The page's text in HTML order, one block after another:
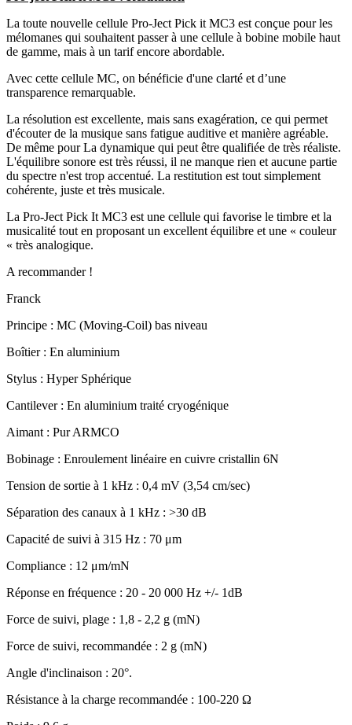
La toute nouvelle cellule Pro-Ject Pick it MC3 est conçue pour les
mélomanes qui souhaitent passer à une cellule à bobine mobile haut
de gamme, mais à un tarif encore abordable.
Avec cette cellule MC, on bénéficie d'une clarté et d’une
transparence remarquable.
La résolution est excellente, mais sans exagération, ce qui permet
d'écouter de la musique sans fatigue auditive et manière agréable.
De même pour La dynamique qui peut être qualifiée de très réaliste.
L'équilibre sonore est très réussi, il ne manque rien et aucune partie
du spectre n'est trop accentué. La restitution est tout simplement
cohérente, juste et très musicale.
La Pro-Ject Pick It MC3 est une cellule qui favorise le timbre et la
musicalité tout en proposant un excellent équilibre et une « couleur
« très analogique.
A recommander !
Franck
Principe : MC (Moving-Coil) bas niveau
Boîtier : En aluminium
Stylus : Hyper Sphérique
Cantilever : En aluminium traité cryogénique
Aimant : Pur ARMCO
Bobinage : Enroulement linéaire en cuivre cristallin 6N
Tension de sortie à 1 kHz : 0,4 mV (3,54 cm/sec)
Séparation des canaux à 1 kHz : >30 dB
Capacité de suivi à 315 Hz : 70 μm
Compliance : 12 μm/mN
Réponse en fréquence : 20 - 20 000 Hz +/- 1dB
Force de suivi, plage : 1,8 - 2,2 g (mN)
Force de suivi, recommandée : 2 g (mN)
Angle d'inclinaison : 20°.
Résistance à la charge recommandée : 100-220 Ω